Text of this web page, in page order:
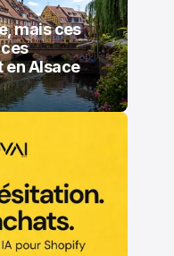
mais ces
en Alsace